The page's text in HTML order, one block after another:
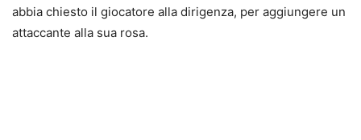
abbia chiesto il giocatore alla dirigenza, per aggiungere un
attaccante alla sua rosa.